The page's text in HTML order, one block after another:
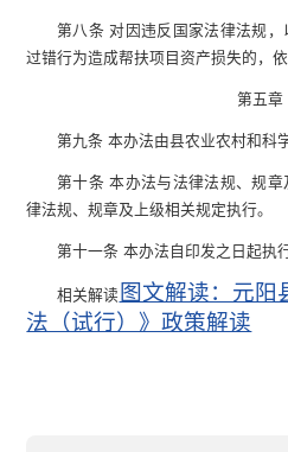
第八条 对因违反国家法律法规
过错行为造成帮扶项目资产损失的，
第五章
第九条 本办法由县农业农村和科
第十条 本办法与法律法规、规
律法规、规章及上级相关规定执行。
第十一条 本办法自印发之日起执
相关解读 图文解读：元阳
法（试行）》政策解读